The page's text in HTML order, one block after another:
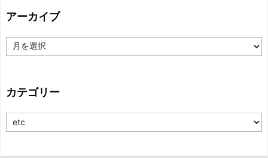
アーカイブ
ー
ブ
カテゴリー